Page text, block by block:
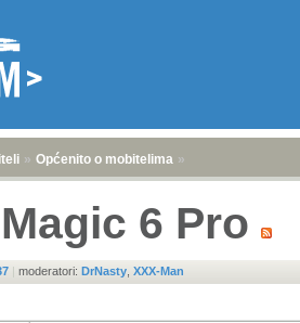
» Općenito o mobitelima »
6 Pro
| moderatori: DrNasty XXX-Man